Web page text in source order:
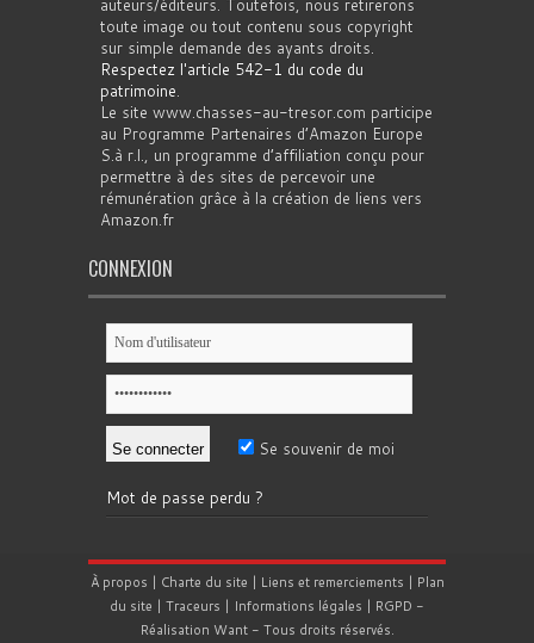
auteurs/éditeurs. Toutefois, nous retirerons
toute image ou tout contenu sous copyright
sur simple demande des ayants droits.
Respectez l'article 542-1 du code du
patrimoine.
Le site www.chasses-au-tresor.com participe
au Programme Partenaires d’Amazon Europe
S.à r.l., un programme d’affiliation conçu pour
permettre à des sites de percevoir une
rémunération grâce à la création de liens vers
Amazon.fr
CONNEXION
Se souvenir de moi
Mot de passe perdu ?
À propos | Charte du site | Liens et remerciements | Plan
du site | Traceurs | Informations légales | RGPD -
Réalisation Want- Tous droits réservés.